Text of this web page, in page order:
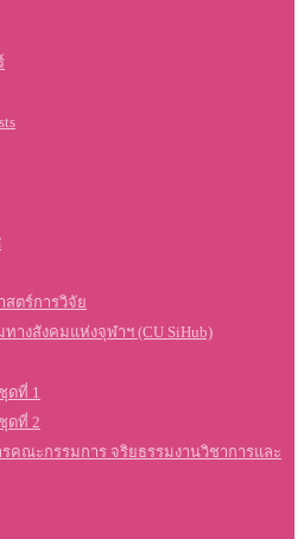
ตร์การวิจัย
างสังคมแห่งจุฬาฯ (CU SiHub)
ดที่ 1
ดที่ 2
คณะกรรมการ จริยธรรมงานวิชาการและ